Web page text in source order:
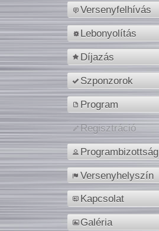
Versenyfelhívás
Lebonyolítás
Díjazás
Szponzorok
Program
Regisztráció
Programbizottság
Versenyhelyszín
Kapcsolat
Galéria